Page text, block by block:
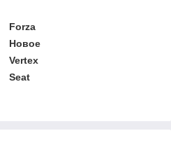
Forza
Новое
Vertex
Seat